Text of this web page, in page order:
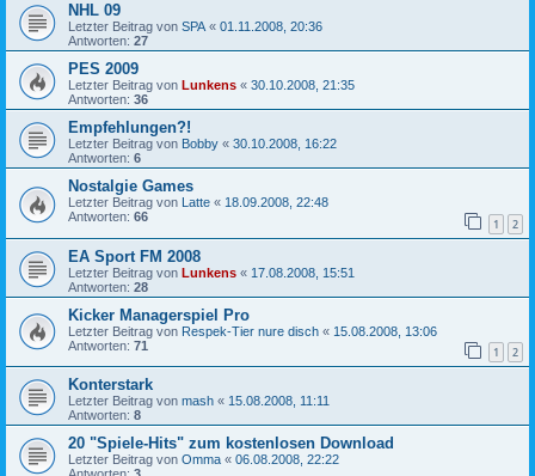
NHL 09
Letzter Beitrag von SPA « 01.11.2008, 20:36
Antworten: 27
PES 2009
Letzter Beitrag von Lunkens « 30.10.2008, 21:35
Antworten: 36
Empfehlungen?!
Letzter Beitrag von Bobby « 30.10.2008, 16:22
Antworten: 6
Nostalgie Games
Letzter Beitrag von Latte « 18.09.2008, 22:48
Antworten: 66 1 2
EA Sport FM 2008
Letzter Beitrag von Lunkens « 17.08.2008, 15:51
Antworten: 28
Kicker Managerspiel Pro
Letzter Beitrag von Respek-Tier nure disch « 15.08.2008, 13:06
Antworten: 71 1 2
Konterstark
Letzter Beitrag von mash « 15.08.2008, 11:11
Antworten: 8
20 "Spiele-Hits" zum kostenlosen Download
Letzter Beitrag von Omma « 06.08.2008, 22:22